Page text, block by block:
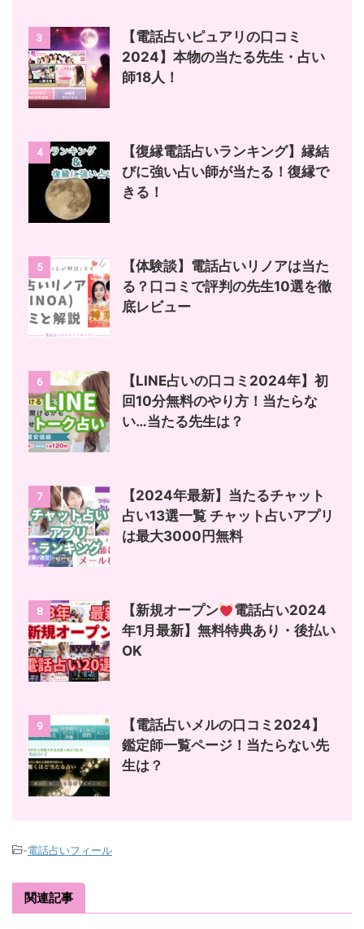
3
【電話占いピュアリの口コミ
2024】本物の当たる先生・占い
師18人！
4
【復縁電話占いランキング】縁結
びに強い占い師が当たる！復縁で
きる！
5
【体験談】電話占いリノアは当た
る？口コミで評判の先生10選を徹
底レビュー
6
【LINE占いの口コミ2024年】初
回10分無料のやり方！当たらな
い…当たる先生は？
7
【2024年最新】当たるチャット
占い13選一覧 チャット占いアプリ
は最大3000円無料
8 【新規オープン
電話占い2024
年1月最新】無料特典あり・後払い
OK
9
【電話占いメルの口コミ2024】
鑑定師一覧ページ！当たらない先
生は？
-電話占いフィール
関連記事